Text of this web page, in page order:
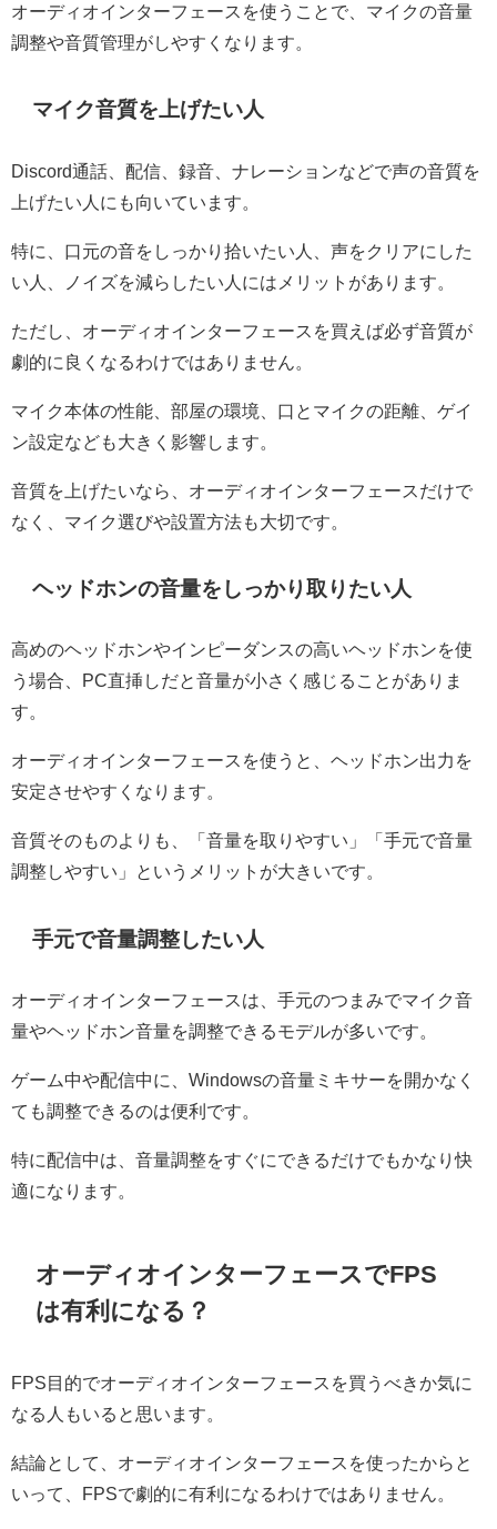
オーディオインターフェースを使うことで、マイクの音量
調整や音質管理がしやすくなります。
マイク音質を上げたい人
Discord通話、配信、録音、ナレーションなどで声の音質を
上げたい人にも向いています。
特に、口元の音をしっかり拾いたい人、声をクリアにした
い人、ノイズを減らしたい人にはメリットがあります。
ただし、オーディオインターフェースを買えば必ず音質が
劇的に良くなるわけではありません。
マイク本体の性能、部屋の環境、口とマイクの距離、ゲイ
ン設定なども大きく影響します。
音質を上げたいなら、オーディオインターフェースだけで
なく、マイク選びや設置方法も大切です。
ヘッドホンの音量をしっかり取りたい人
高めのヘッドホンやインピーダンスの高いヘッドホンを使
う場合、PC直挿しだと音量が小さく感じることがありま
す。
オーディオインターフェースを使うと、ヘッドホン出力を
安定させやすくなります。
音質そのものよりも、「音量を取りやすい」「手元で音量
調整しやすい」というメリットが大きいです。
手元で音量調整したい人
オーディオインターフェースは、手元のつまみでマイク音
量やヘッドホン音量を調整できるモデルが多いです。
ゲーム中や配信中に、Windowsの音量ミキサーを開かなく
ても調整できるのは便利です。
特に配信中は、音量調整をすぐにできるだけでもかなり快
適になります。
オーディオインターフェースでFPS
は有利になる？
FPS目的でオーディオインターフェースを買うべきか気に
なる人もいると思います。
結論として、オーディオインターフェースを使ったからと
いって、FPSで劇的に有利になるわけではありません。